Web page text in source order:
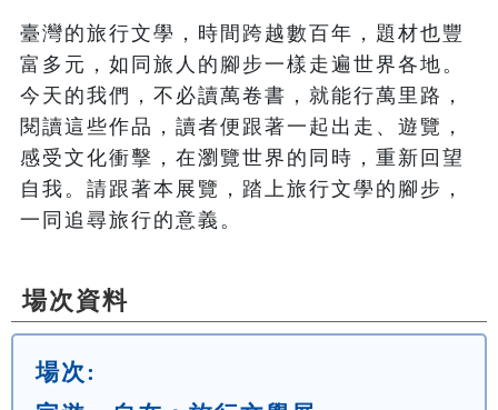
臺灣的旅行文學，時間跨越數百年，題材也豐
富多元，如同旅人的腳步一樣走遍世界各地。
今天的我們，不必讀萬卷書，就能行萬里路，
閱讀這些作品，讀者便跟著一起出走、遊覽，
感受文化衝擊，在瀏覽世界的同時，重新回望
自我。請跟著本展覽，踏上旅行文學的腳步，
場次資料
場次: